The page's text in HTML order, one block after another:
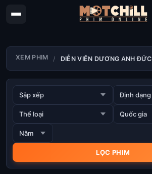
XEM PHIM DIỄN VIÊN DƯƠNG ANH ĐỨC